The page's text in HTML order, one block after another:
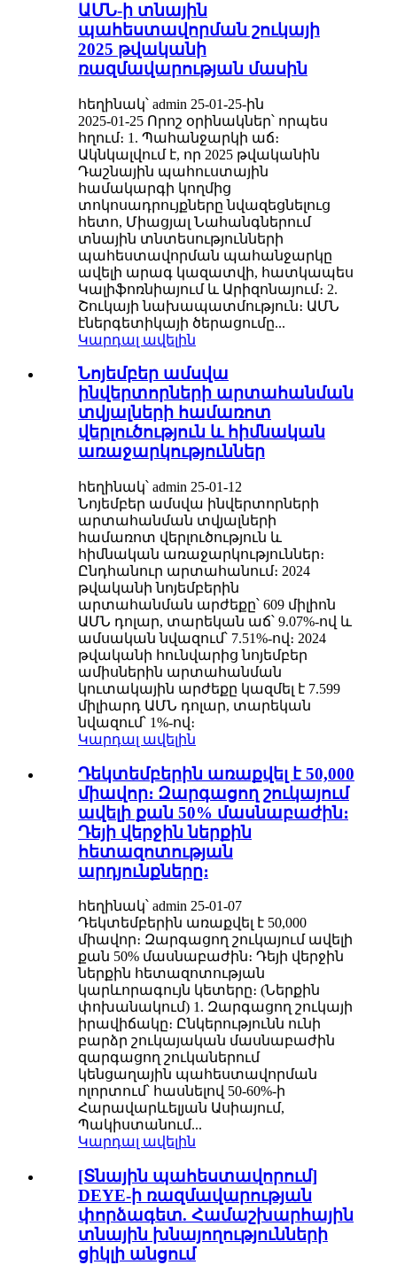
ԱՄՆ-ի տնային
պահեստավորման շուկայի
2025 թվականի
ռազմավարության մասին
հեղինակ՝ admin 25-01-25-ին
2025-01-25 Որոշ օրինակներ՝ որպես
հղում։ 1. Պահանջարկի աճ։
Ակնկալվում է, որ 2025 թվականին
Դաշնային պահուստային
համակարգի կողմից
տոկոսադրույքները նվազեցնելուց
հետո, Միացյալ Նահանգներում
տնային տնտեսությունների
պահեստավորման պահանջարկը
ավելի արագ կազատվի, հատկապես
Կալիֆոռնիայում և Արիզոնայում։ 2.
Շուկայի նախապատմություն։ ԱՄՆ
էներգետիկայի ծերացումը...
Կարդալ ավելին
Նոյեմբեր ամսվա
ինվերտորների արտահանման
տվյալների համառոտ
վերլուծություն և հիմնական
առաջարկություններ
հեղինակ՝ admin 25-01-12
Նոյեմբեր ամսվա ինվերտորների
արտահանման տվյալների
համառոտ վերլուծություն և
հիմնական առաջարկություններ։
Ընդհանուր արտահանում։ 2024
թվականի նոյեմբերին
արտահանման արժեքը՝ 609 միլիոն
ԱՄՆ դոլար, տարեկան աճ՝ 9.07%-ով և
ամսական նվազում՝ 7.51%-ով։ 2024
թվականի հունվարից նոյեմբեր
ամիսներին արտահանման
կուտակային արժեքը կազմել է 7.599
միլիարդ ԱՄՆ դոլար, տարեկան
նվազում՝ 1%-ով։
Կարդալ ավելին
Դեկտեմբերին առաքվել է 50,000
միավոր։ Զարգացող շուկայում
ավելի քան 50% մասնաբաժին։
Դեյի վերջին ներքին
հետազոտության
արդյունքները։
հեղինակ՝ admin 25-01-07
Դեկտեմբերին առաքվել է 50,000
միավոր։ Զարգացող շուկայում ավելի
քան 50% մասնաբաժին։ Դեյի վերջին
ներքին հետազոտության
կարևորագույն կետերը։ (Ներքին
փոխանակում) 1. Զարգացող շուկայի
իրավիճակը։ Ընկերությունն ունի
բարձր շուկայական մասնաբաժին
զարգացող շուկաներում
կենցաղային պահեստավորման
ոլորտում՝ հասնելով 50-60%-ի
Հարավարևելյան Ասիայում,
Պակիստանում...
Կարդալ ավելին
[Տնային պահեստավորում]
DEYE-ի ռազմավարության
փորձագետ. Համաշխարհային
տնային խնայողությունների
ցիկլի անցում